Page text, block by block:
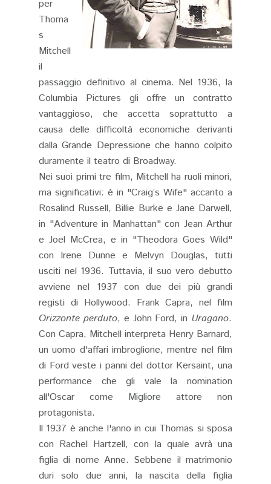
per
Thoma
s
Mitchell
il
passaggio definitivo al cinema. Nel 1936, la
Columbia Pictures gli offre un contratto
vantaggioso, che accetta soprattutto a
causa delle difficoltà economiche derivanti
dalla Grande Depressione che hanno colpito
duramente il teatro di Broadway.
Nei suoi primi tre film, Mitchell ha ruoli minori,
ma significativi: è in "Craig’s Wife" accanto a
Rosalind Russell, Billie Burke e Jane Darwell,
in "Adventure in Manhattan" con Jean Arthur
e Joel McCrea, e in "Theodora Goes Wild"
con Irene Dunne e Melvyn Douglas, tutti
usciti nel 1936. Tuttavia, il suo vero debutto
avviene nel 1937 con due dei più grandi
registi di Hollywood: Frank Capra, nel film
Orizzonte perduto, e John Ford, in Uragano.
Con Capra, Mitchell interpreta Henry Barnard,
un uomo d'affari imbroglione, mentre nel film
di Ford veste i panni del dottor Kersaint, una
performance che gli vale la nomination
all'Oscar come Migliore attore non
protagonista.
Il 1937 è anche l'anno in cui Thomas si sposa
con Rachel Hartzell, con la quale avrà una
figlia di nome Anne. Sebbene il matrimonio
duri solo due anni, la nascita della figlia